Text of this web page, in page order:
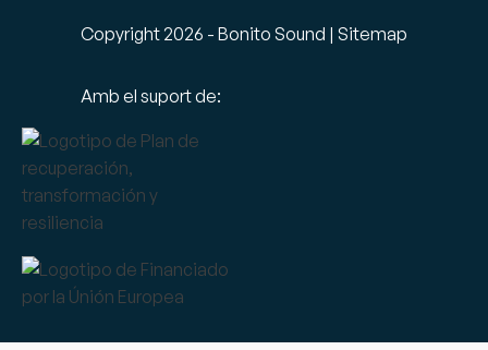
Copyright 2026 - Bonito Sound | Sitemap
Amb el suport de: